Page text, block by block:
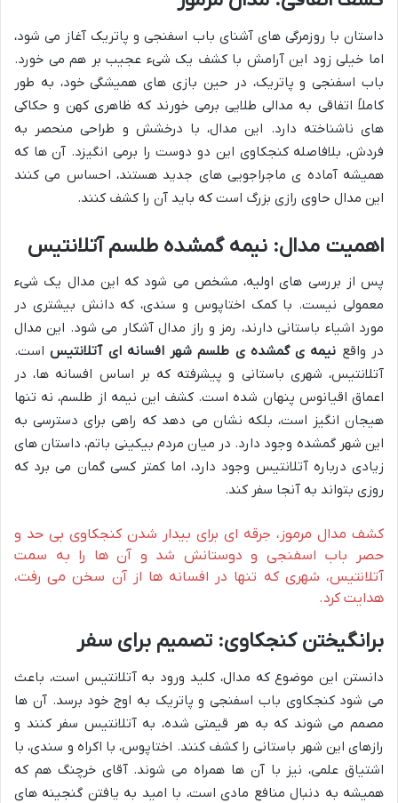
داستان با روزمرگی های آشنای باب اسفنجی و پاتریک آغاز می شود،
اما خیلی زود این آرامش با کشف یک شیء عجیب بر هم می خورد.
باب اسفنجی و پاتریک، در حین بازی های همیشگی خود، به طور
کاملاً اتفاقی به مدالی طلایی برمی خورند که ظاهری کهن و حکاکی
های ناشناخته دارد. این مدال، با درخشش و طراحی منحصر به
فردش، بلافاصله کنجکاوی این دو دوست را برمی انگیزد. آن ها که
همیشه آماده ی ماجراجویی های جدید هستند، احساس می کنند
این مدال حاوی رازی بزرگ است که باید آن را کشف کنند.
اهمیت مدال: نیمه گمشده طلسم آتلانتیس
پس از بررسی های اولیه، مشخص می شود که این مدال یک شیء
معمولی نیست. با کمک اختاپوس و سندی، که دانش بیشتری در
مورد اشیاء باستانی دارند، رمز و راز مدال آشکار می شود. این مدال
در واقع نیمه ی گمشده ی طلسم شهر افسانه ای آتلانتیساست.
آتلانتیس، شهری باستانی و پیشرفته که بر اساس افسانه ها، در
اعماق اقیانوس پنهان شده است. کشف این نیمه از طلسم، نه تنها
هیجان انگیز است، بلکه نشان می دهد که راهی برای دسترسی به
این شهر گمشده وجود دارد. در میان مردم بیکینی باتم، داستان های
زیادی درباره آتلانتیس وجود دارد، اما کمتر کسی گمان می برد که
روزی بتواند به آنجا سفر کند.
کشف مدال مرموز، جرقه ای برای بیدار شدن کنجکاوی بی حد و
حصر باب اسفنجی و دوستانش شد و آن ها را به سمت
آتلانتیس، شهری که تنها در افسانه ها از آن سخن می رفت،
هدایت کرد.
برانگیختن کنجکاوی: تصمیم برای سفر
دانستن این موضوع که مدال، کلید ورود به آتلانتیس است، باعث
می شود کنجکاوی باب اسفنجی و پاتریک به اوج خود برسد. آن ها
مصمم می شوند که به هر قیمتی شده، به آتلانتیس سفر کنند و
رازهای این شهر باستانی را کشف کنند. اختاپوس، با اکراه و سندی، با
اشتیاق علمی، نیز با آن ها همراه می شوند. آقای خرچنگ هم که
همیشه به دنبال منافع مادی است، با امید به یافتن گنجینه های